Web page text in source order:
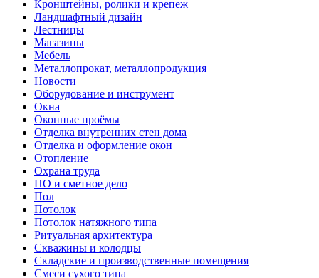
Кронштейны, ролики и крепеж
Ландшафтный дизайн
Лестницы
Магазины
Мебель
Металлопрокат, металлопродукция
Новости
Оборудование и инструмент
Окна
Оконные проёмы
Отделка внутренних стен дома
Отделка и оформление окон
Отопление
Охрана труда
ПО и сметное дело
Пол
Потолок
Потолок натяжного типа
Ритуальная архитектура
Скважины и колодцы
Складские и производственные помещения
Смеси сухого типа